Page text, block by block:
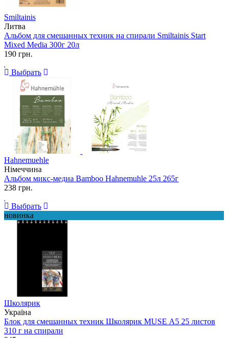
Smiltainis
Литва
Альбом для смешанных техник на спирали Smiltainis Start
Mixed Media 300г 20л
190 грн.
Выбрать
Hahnemuehle
Німеччина
Альбом микс-медиа Bamboo Hahnemuhle 25л 265г
238 грн.
Выбрать
новинка
Школярик
Україна
Блок для смешанных техник Школярик MUSE А5 25 листов
310 г на спирали